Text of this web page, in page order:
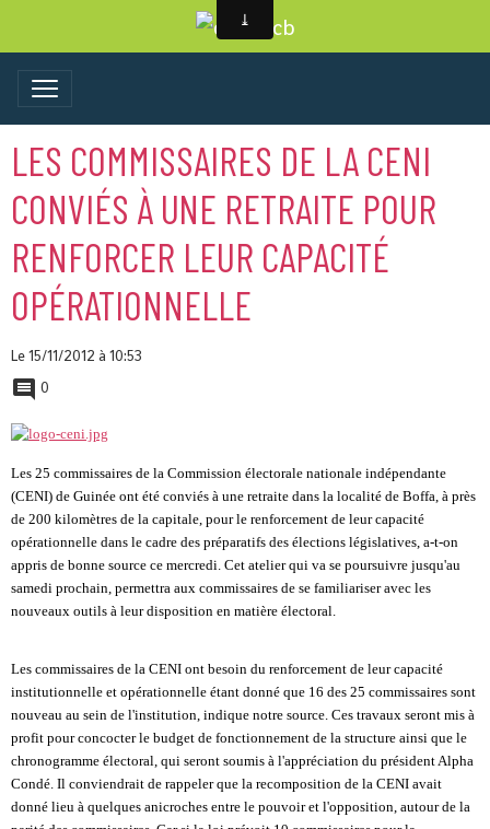
LES COMMISSAIRES DE LA CENI
CONVIÉS À UNE RETRAITE POUR
RENFORCER LEUR CAPACITÉ
OPÉRATIONNELLE
Le 15/11/2012 à 10:53
0
Les 25 commissaires de la Commission électorale nationale indépendante
(CENI) de Guinée ont été conviés à une retraite dans la localité de Boffa, à près
de 200 kilomètres de la capitale, pour le renforcement de leur capacité
opérationnelle dans le cadre des préparatifs des élections législatives, a-t-on
appris de bonne source ce mercredi. Cet atelier qui va se poursuivre jusqu'au
samedi prochain, permettra aux commissaires de se familiariser avec les
nouveaux outils à leur disposition en matière électoral.
Les commissaires de la CENI ont besoin du renforcement de leur capacité
institutionnelle et opérationnelle étant donné que 16 des 25 commissaires sont
nouveau au sein de l'institution, indique notre source. Ces travaux seront mis à
profit pour concocter le budget de fonctionnement de la structure ainsi que le
chronogramme électoral, qui seront soumis à l'appréciation du président Alpha
Condé. Il conviendrait de rappeler que la recomposition de la CENI avait
donné lieu à quelques anicroches entre le pouvoir et l'opposition, autour de la